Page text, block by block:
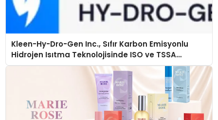
Kleen-Hy-Dro-Gen Inc., Sıfır Karbon Emisyonlu
Hidrojen Isıtma Teknolojisinde ISO ve TSSA
Düzenleyici Onaylarını Aldı